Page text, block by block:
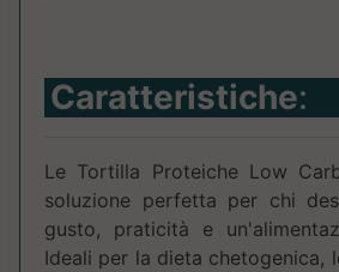
Caratteristiche:
Le Tortilla Proteiche Low
soluzione perfetta per chi
gusto, praticità e
Ideali per la dieta chetogenica,